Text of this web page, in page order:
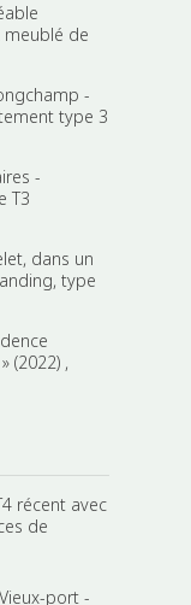
de
-
type 3
-
T3
dans un
type
(2022) ,
récent avec
de
port -